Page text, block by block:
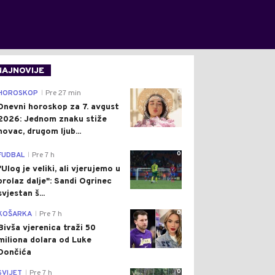
0
Pre 27 min
horoskop za 7. avgust
Jednom znaku stiže
drugom ljub...
0
Pre 7 h
je veliki, ali vjerujemo u
dalje": Sandi Ogrinec
š...
0
Pre 7 h
vjerenica traži 50
dolara od Luke
0